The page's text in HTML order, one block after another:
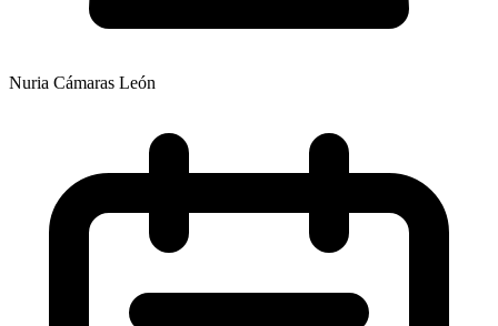
Nuria Cámaras León